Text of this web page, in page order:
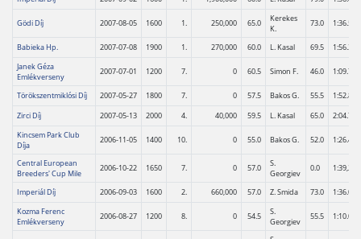
Gödi Díj 2007-08-05 1600 1. 250,000 65.0
Kerekes
K.
73.0 1:36.5
Babieka Hp. 2007-07-08 1900 1. 270,000 60.0 L. Kasal 69.5
1:56.3
Janek Géza
Emlékverseny
2007-07-01 1200 7. 0 60.5 Simon F. 46.0 1:09.7
Törökszentmiklósi Díj 2007-05-27 1800 7. 0 57.5 Bakos G. 55.5
1:52.8
Zirci Díj
2007-05-13 2000 4. 40,000 59.5 L. Kasal 65.0
2:04.7
Kincsem Park Club
Díja
2006-11-05 1400 10. 0 55.0 Bakos G. 52.0 1:26.4
Central European
Breeders' Cup Mile
2006-10-22 1650 7. 0 57.0
S.
Georgiev
0.0 1:39,2
Imperiál Díj 2006-09-03 1600 2. 660,000 57.0 Z. Smida 73.0
1:36.0
Kozma Ferenc
Emlékverseny
2006-08-27 1200 8. 0 54.5
S.
Georgiev
55.5 1:10.0